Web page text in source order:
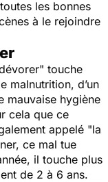
les bonnes
à le rejoindre
" touche
malnutrition, d’un
mauvaise hygiène
cela que ce
appelé "la
ce mal tue
il touche plus
de 2 à 6 ans.